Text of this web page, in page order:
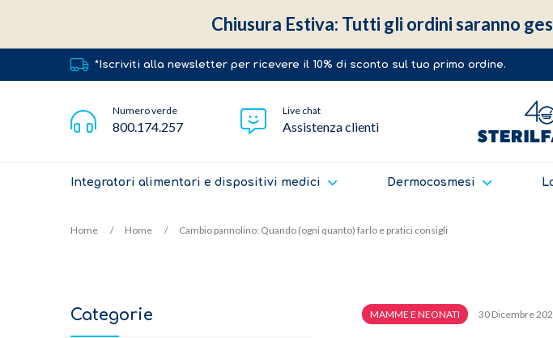
*Iscriviti alla newsletter per ricevere il 10% di sconto sul tuo primo ordine.
Numero verde
800.174.257
Live chat
Assistenza clienti
Integratori alimentari e dispositivi medici Dermocosmesi
Home Home Cambio pannolino: Quando (ogni quanto) farlo e pratici consigli
Categorie MAMME E NEONATI 30 Dicembre
Chiusura Estiva: Tutti gli ordini saranno